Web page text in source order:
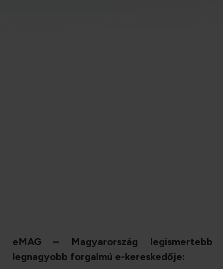
eMAG – Magyarország legismertebb
legnagyobb forgalmú e-kereskedője: